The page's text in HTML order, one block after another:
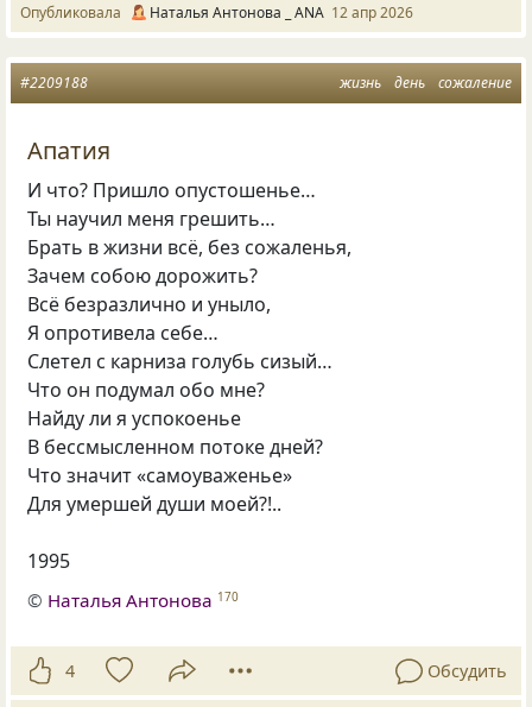
Опубликовала Наталья Антонова _ ANA 12 апр 2026
жизнь день сожаление
#2209188
Апатия
И что? Пришло опустошенье…
Ты научил меня грешить…
Брать в жизни всё, без сожаленья,
Зачем собою дорожить?
Всё безразлично и уныло,
Я опротивела себе…
Слетел с карниза голубь сизый…
Что он подумал обо мне?
Найду ли я успокоенье
В бессмысленном потоке дней?
Что значит «самоуваженье»
Для умершей души моей?!..
1995
© Наталья Антонова 170
4 Обсудить